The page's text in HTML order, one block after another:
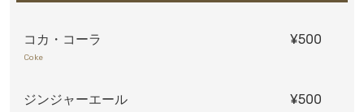
コカ・コーラ ¥500
Coke
ジンジャーエール ¥500